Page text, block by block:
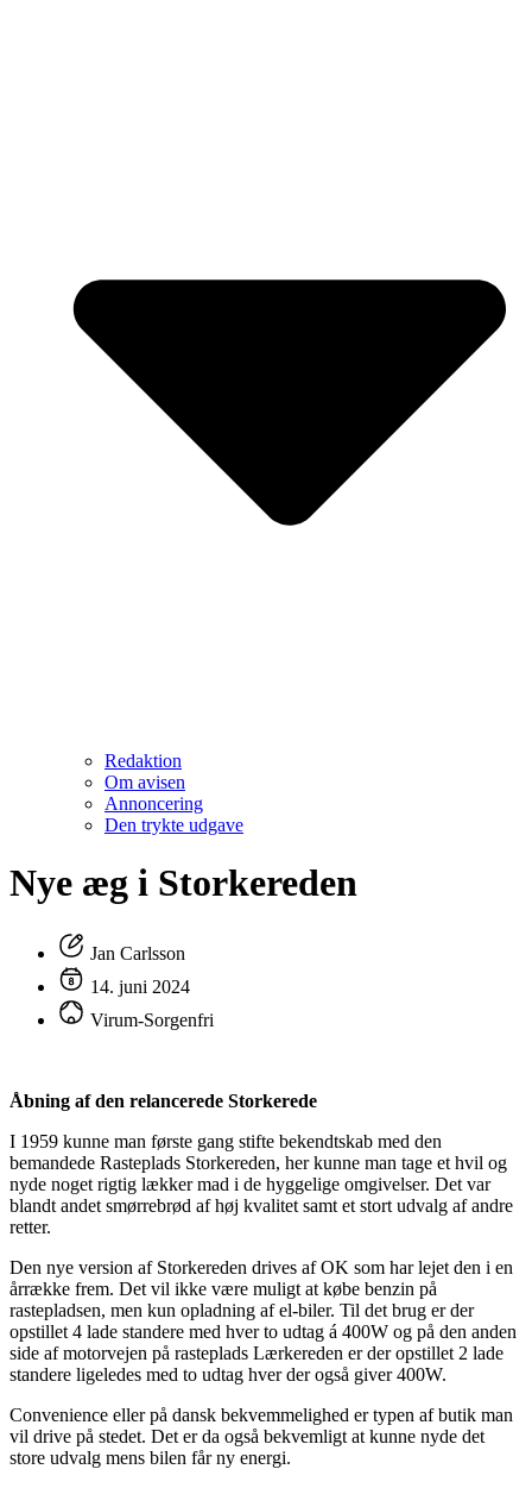
Redaktion
Om avisen
Annoncering
Den trykte udgave
Nye æg i Storkereden
Jan Carlsson
14. juni 2024
Virum-Sorgenfri
Åbning af den relancerede Storkerede
I 1959 kunne man første gang stifte bekendtskab med den
bemandede Rasteplads Storkereden, her kunne man tage et hvil og
nyde noget rigtig lækker mad i de hyggelige omgivelser. Det var
blandt andet smørrebrød af høj kvalitet samt et stort udvalg af andre
retter.
Den nye version af Storkereden drives af OK som har lejet den i en
årrække frem. Det vil ikke være muligt at købe benzin på
rastepladsen, men kun opladning af el-biler. Til det brug er der
opstillet 4 lade standere med hver to udtag á 400W og på den anden
side af motorvejen på rasteplads Lærkereden er der opstillet 2 lade
standere ligeledes med to udtag hver der også giver 400W.
Convenience eller på dansk bekvemmelighed er typen af butik man
vil drive på stedet. Det er da også bekvemligt at kunne nyde det
store udvalg mens bilen får ny energi.